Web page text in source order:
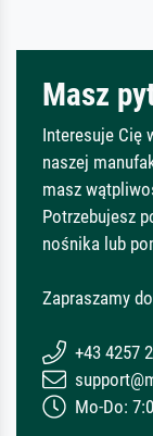
Masz
Interesuje Cię
naszej
masz
Potrzebujesz
nośnika lub
Zapraszamy
+43 4257
Mo-Do: